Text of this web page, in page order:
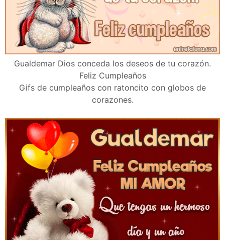
Gualdemar Dios conceda los deseos de tu corazón.
Feliz Cumpleaños
Gifs de cumpleaños con ratoncito con globos de
corazones.